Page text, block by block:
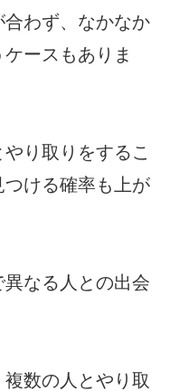
わず、なかなか
ースもありま
り取りをするこ
ける確率も上が
なる人との出会
数の人とやり取